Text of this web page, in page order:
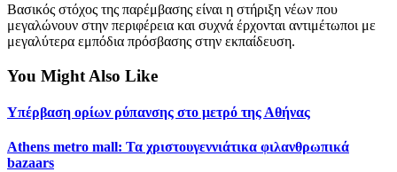
Βασικός στόχος της παρέμβασης είναι η στήριξη νέων που
μεγαλώνουν στην περιφέρεια και συχνά έρχονται αντιμέτωποι με
μεγαλύτερα εμπόδια πρόσβασης στην εκπαίδευση.
You Might Also Like
Υπέρβαση ορίων ρύπανσης στο μετρό της Αθήνας
Athens metro mall: Τα χριστουγεννιάτικα φιλανθρωπικά
bazaars